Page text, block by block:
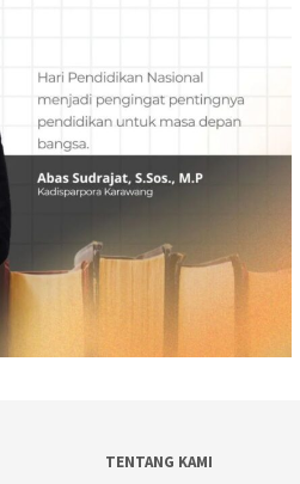
TENTANG KAMI